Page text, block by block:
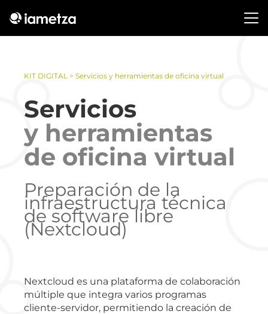
KIT DIGITAL > Servicios y herramientas de oficina virtual
Servicios
y herramientas
de oficina virtual
Preparación de la
infraestructura técnica
de software libre
(Nextcloud)
Nextcloud es una plataforma de colaboración
múltiple que integra varios programas
cliente-servidor, permitiendo la creación de